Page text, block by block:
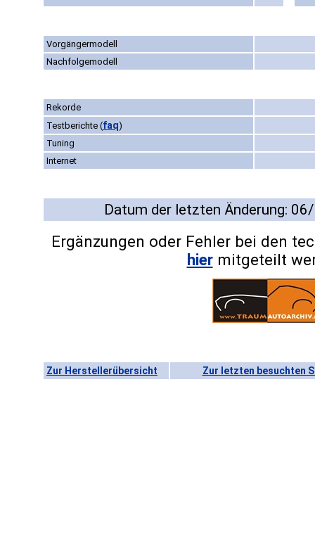
Vorgängermodell
Nachfolgemodell
Rekorde
Testberichte (faq)
Tuning
Internet
Datum der letzten Änderung:
Ergänzungen oder Fehler bei den
hiermitgeteilt
Zur Herstellerübersicht Zur letzten besuchten